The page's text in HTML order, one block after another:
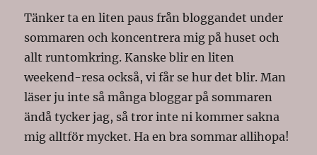
Tänker ta en liten paus från bloggandet under
sommaren och koncentrera mig på huset och
allt runtomkring. Kanske blir en liten
weekend-resa också, vi får se hur det blir. Man
läser ju inte så många bloggar på sommaren
ändå tycker jag, så tror inte ni kommer sakna
mig alltför mycket. Ha en bra sommar allihopa!